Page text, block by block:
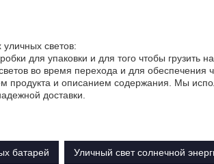
уличных светов:
для упаковки и для того чтобы грузить
во время перехода и для обеспечения
продукта и описанием содержания. Мы
доставки.
батарей
Уличный свет солнечной